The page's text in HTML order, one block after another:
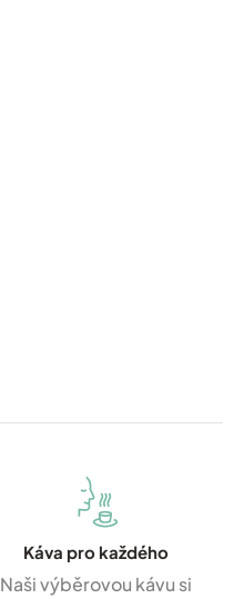
Káva pro každého
Naši výběrovou kávu si